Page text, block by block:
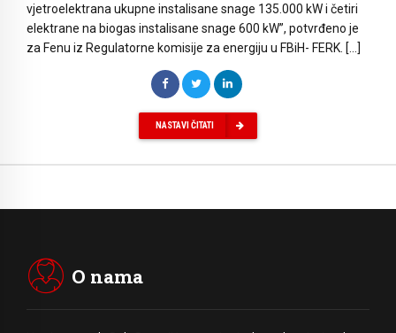
vjetroelektrana ukupne instalisane snage 135.000 kW i četiri
elektrane na biogas instalisane snage 600 kW”, potvrđeno je
za Fenu iz Regulatorne komisije za energiju u FBiH- FERK. […]
NASTAVI ČITATI
O nama